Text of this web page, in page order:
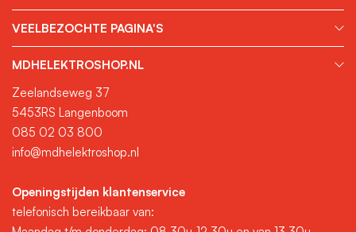
VEELBEZOCHTE PAGINA'S
MDHELEKTROSHOP.NL
Zeelandseweg 37
5453RS Langenboom
085 02 03 800
info@mdhelektroshop.nl
Openingstijden klantenservice
telefonisch bereikbaar van: